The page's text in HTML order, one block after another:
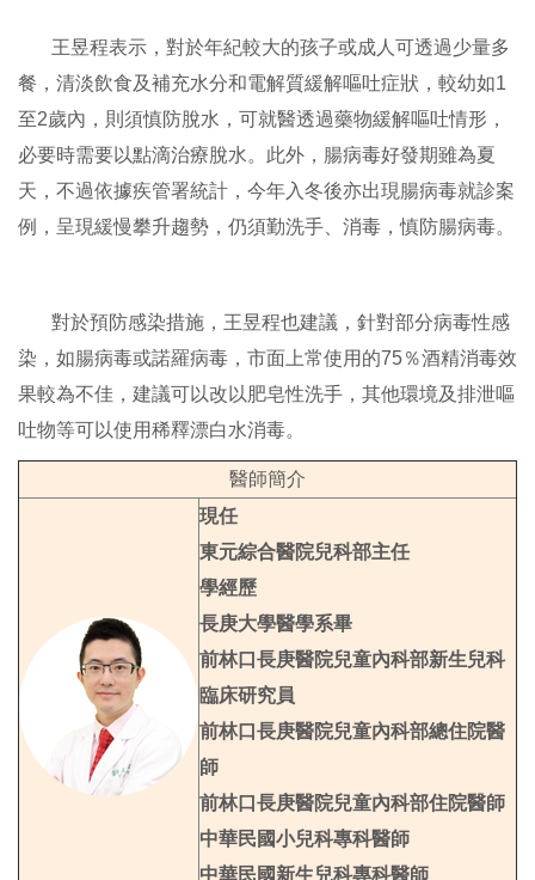
王昱程表示，對於年紀較大的孩子或成人可透過少量多
餐，清淡飲食及補充水分和電解質緩解嘔吐症狀，較幼如1
至2歲內，則須慎防脫水，可就醫透過藥物緩解嘔吐情形，
必要時需要以點滴治療脫水。此外，腸病毒好發期雖為夏
天，不過依據疾管署統計，今年入冬後亦出現腸病毒就診案
例，呈現緩慢攀升趨勢，仍須勤洗手、消毒，慎防腸病毒。
對於預防感染措施，王昱程也建議，針對部分病毒性感
染，如腸病毒或諾羅病毒，市面上常使用的75％酒精消毒效
果較為不佳，建議可以改以肥皂性洗手，其他環境及排泄嘔
吐物等可以使用稀釋漂白水消毒。
醫師簡介
現任
東元綜合醫院兒科部主任
學經歷
長庚大學醫學系畢
前林口長庚醫院兒童內科部新生兒科
臨床研究員
前林口長庚醫院兒童內科部總住院醫
師
前林口長庚醫院兒童內科部住院醫師
中華民國小兒科專科醫師
中華民國新生兒科專科醫師